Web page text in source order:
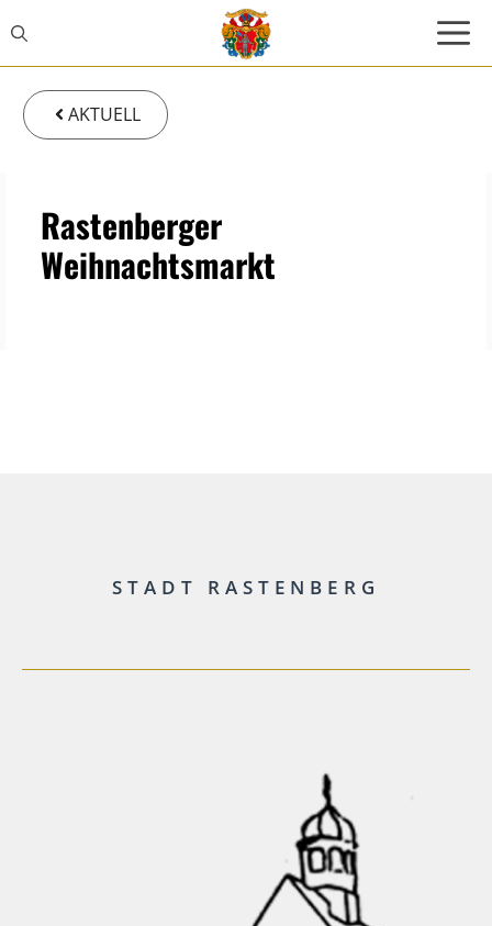
Inhalt
springen
AKTUELL
Rastenberger
Weihnachtsmarkt
STADT RASTENBERG